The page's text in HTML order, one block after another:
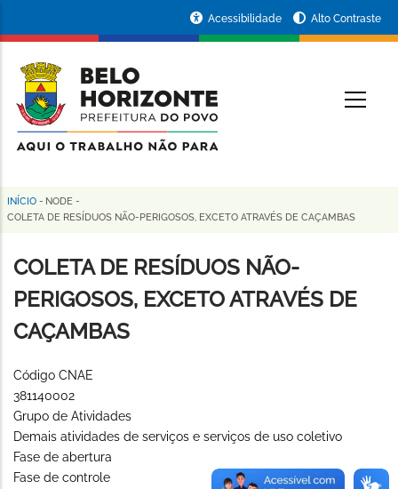
conteúdo
principal
da
Prefeitura
de
Horizonte
Acessibilidade Alto Contraste
Trilha
navegação
INÍCIO - NODE -
COLETA DE RESÍDUOS NÃO-PERIGOSOS, EXCETO ATRAVÉS DE CAÇAMBAS
COLETA DE RESÍDUOS NÃO-
PERIGOSOS, EXCETO ATRAVÉS DE
CAÇAMBAS
Código CNAE
381140002
Grupo de Atividades
Demais atividades de serviços e serviços de uso coletivo
Fase de abertura
Fase de controle